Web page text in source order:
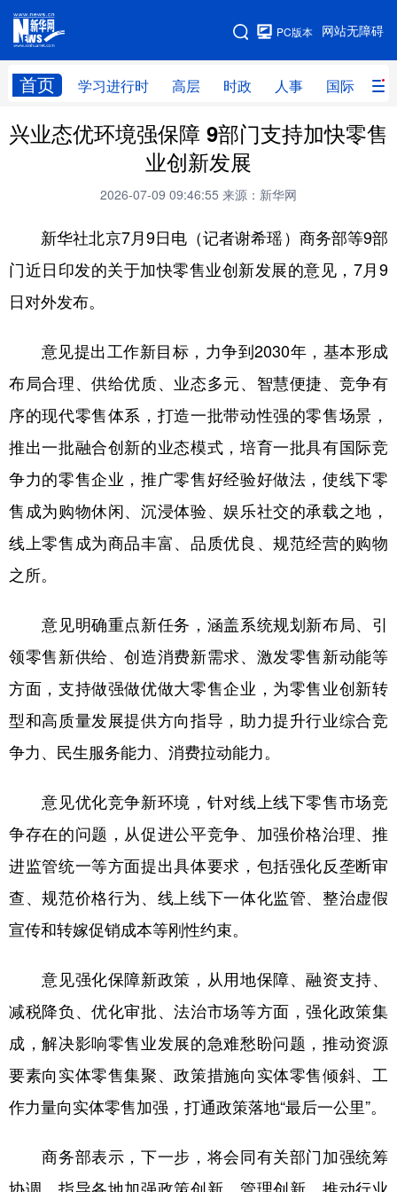
网站无障碍
PC版本
首页 学习进行时 高层 时政 人事 国际 财
网站地图
学习进行时 高层 时政 人事
财经 网评
科技 科创 量子 体育
文化 书画 健康 军事
法律 中央文件 金融 汽车
食品 人居 信息化 数字经济
彩票 娱乐 时尚 悦读
公益 一带一路 亚太网 上市公司
文化产业
地方频道
北京 天津 河北 山西
辽宁 吉林 上海 江苏
浙江 安徽 福建
山东 河南 湖北 湖南
广东 广西 海南 重庆
四川 贵州 云南 西藏
陕西 甘肃 青海 宁夏
多语种频道
English Español Français عربى
兴业态优环境强保障 9部门支持加快零售
业创新发展
2026-07-09 09:46:55 来源：新华网
新华社北京7月9日电（记者谢希瑶）商务部等9部
门近日印发的关于加快零售业创新发展的意见，7月9
日对外发布。
意见提出工作新目标，力争到2030年，基本形成
布局合理、供给优质、业态多元、智慧便捷、竞争有
序的现代零售体系，打造一批带动性强的零售场景，
推出一批融合创新的业态模式，培育一批具有国际竞
争力的零售企业，推广零售好经验好做法，使线下零
售成为购物休闲、沉浸体验、娱乐社交的承载之地，
线上零售成为商品丰富、品质优良、规范经营的购物
之所。
意见明确重点新任务，涵盖系统规划新布局、引
领零售新供给、创造消费新需求、激发零售新动能等
方面，支持做强做优做大零售企业，为零售业创新转
型和高质量发展提供方向指导，助力提升行业综合竞
争力、民生服务能力、消费拉动能力。
意见优化竞争新环境，针对线上线下零售市场竞
争存在的问题，从促进公平竞争、加强价格治理、推
进监管统一等方面提出具体要求，包括强化反垄断审
查、规范价格行为、线上线下一体化监管、整治虚假
宣传和转嫁促销成本等刚性约束。
意见强化保障新政策，从用地保障、融资支持、
减税降负、优化审批、法治市场等方面，强化政策集
成，解决影响零售业发展的急难愁盼问题，推动资源
要素向实体零售集聚、政策措施向实体零售倾斜、工
作力量向实体零售加强，打通政策落地“最后一公里”。
商务部表示，下一步，将会同有关部门加强统筹
协调，指导各地加强政策创新、管理创新，推动行业